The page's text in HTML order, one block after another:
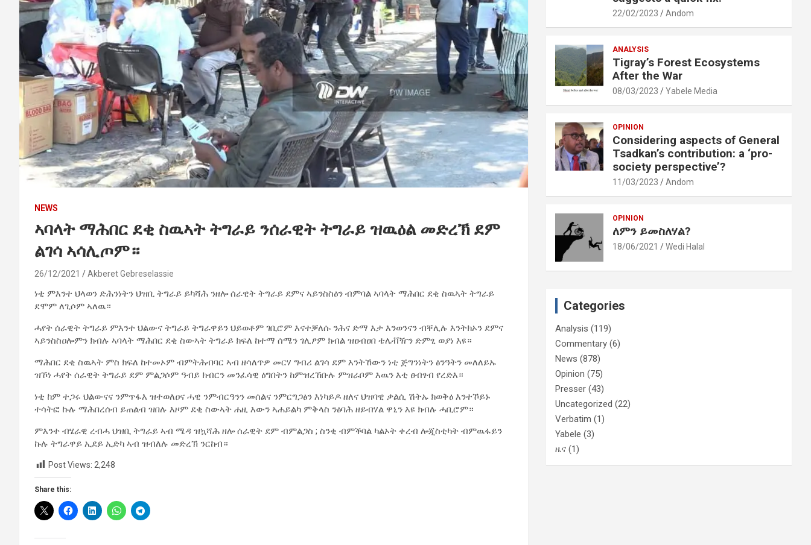
NEWS
ኣባላት ማሕበር ደቂ ስዉኣት ትግራይ ንሰራዊት ትግራይ ዝዉዕል መድረኽ ደም
ልገሳ ኣሳሊጦም።
26/12/2021 Akberet Gebreselassie
ነቲ ምእንተ ህላወን ድሕንነትን ህዝቢ ትግራይ ይካሻሕ ንዘሎ ሰራዊት ትግራይ ደምና ኣይንስስዕን ብምባል ኣባላት ማሕበር ደቂ ስዉኣት ትግራይ
ደሞም ለጊሶም ኣለዉ።
ሓየት ሰራዊት ትግራይ ምእንተ ህልውና ትግራይ ትግራዋይን ህይወቶም ገቢሮም እናተቓለሱ ንሕና ድማ እታ እንወንናን ብቐሊሉ እንትክኦን ደምና
ኣይንስስዐሎምን ክብሉ ኣባላት ማሕበር ደቂ ስውኣት ትግራይ ክፍለ ከተማ ሰሜን ገሊፆም ክብል ዝፀብፀበ ቴሌቭዥን ድምፂ ወያነ እዩ።
ማሕበር ደቂ ስዉኣት ምስ ክፍለ ከተመኦም ብምትሕብባር ኣብ ዘሳለጥዎ መርሃ ግብሪ ልገሳ ደም እንትኸውን ነቲ ጅግንነትን ፅንዓትን መለለይኡ
ዝኾነ ሓየት ሰራዊት ትግራይ ደም ምልጋሶም ዓብይ ክብርን መንፈሳዊ ዕግበትን ከምዝረኸቡሉ ምዝራቦም እዉን እቲ ፀብፃብ የረድእ።
ነቲ ከም ተጋሩ ህልውናና ንምጥፋእ ዝተወለዐና ሓዊ ንምብርዓንን መሰልና ንምርግጋፅን እነካይዶ ዘለና ህዝባዊ ቃልሲ ሽትኡ ክወቅዕ እንተኾይኑ
ተሳትፎ ኩሉ ማሕበረሰብ ይጠልብ ዝበሉ እዞም ደቂ ስውኣት ሐዚ እውን ኣሐይልካ ምቅላስ ንፅባሕ ዘይብሃል ዋኒን እዩ ክብሉ ሓቢሮም።
ምእንተ ብሄራዊ ረብሓ ህዝቢ ትግራይ ኣብ ሜዳ ዝኳሻሕ ዘሎ ሰራዊት ደም ብምልጋስ ; ስንቂ ብምቕባል ካልኦት ቀረብ ሎጂስቲካት ብምዉፋይን
ኩሉ ትግራዋይ ኢደይ ኢድካ ኣብ ዝብለሉ መድረኽ ንርከብ።
Post Views: 2,248
Share this:
22/02/2023 Andom
ANALYSIS
Tigray’s Forest Ecosystems
After the War
08/03/2023 Yabele Media
OPINION
Considering aspects of General
Tsadkan’s contribution: a ‘pro-
society perspective’?
11/03/2023 Andom
OPINION
ለምን ይመስለሃል?
18/06/2021 Wedi Halal
Categories
Analysis (119)
Commentary (6)
News (878)
Opinion (75)
Presser (43)
Uncategorized (22)
Verbatim (1)
Yabele (3)
ዜና (1)